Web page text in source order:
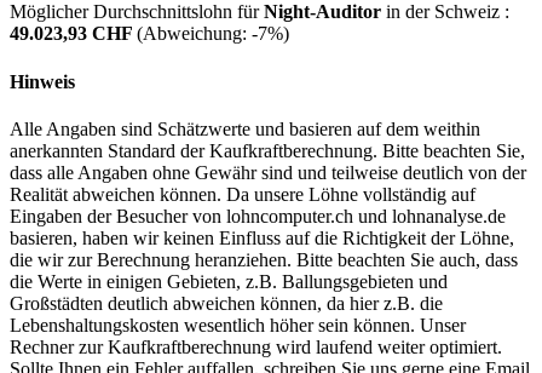
Möglicher Durchschnittslohn fürNight-Auditor in der Schweiz :
49.023,93 CHF (Abweichung: -7%)
Hinweis
Alle Angaben sind Schätzwerte und basieren auf dem weithin
anerkannten Standard der Kaufkraftberechnung. Bitte beachten Sie,
dass alle Angaben ohne Gewähr sind und teilweise deutlich von der
Realität abweichen können. Da unsere Löhne vollständig auf
Eingaben der Besucher von lohncomputer.ch und lohnanalyse.de
basieren, haben wir keinen Einfluss auf die Richtigkeit der Löhne,
die wir zur Berechnung heranziehen. Bitte beachten Sie auch, dass
die Werte in einigen Gebieten, z.B. Ballungsgebieten und
Großstädten deutlich abweichen können, da hier z.B. die
Lebenshaltungskosten wesentlich höher sein können. Unser
Rechner zur Kaufkraftberechnung wird laufend weiter optimiert.
Sollte Ihnen ein Fehler auffallen, schreiben Sie uns gerne eine Email